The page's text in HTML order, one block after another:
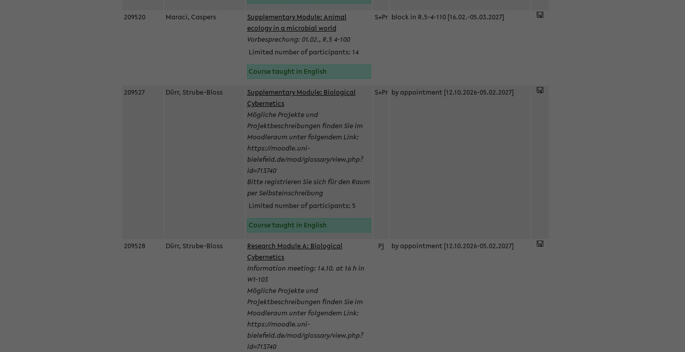
209520 Maraci, Caspers
Supplementary Module: Animal
ecology in a microbial world
Vorbesprechung: 01.02., R.5 4-100
Limited number of participants: 14
Course taught in English
S+Pr block in R.5-4-110 [16.02.-05.03.2027]
209527 Dürr, Strube-Bloss
Supplementary Module: Biological
Cybernetics
Mögliche Projekte und
Projektbeschreibungen finden Sie im
Moodleraum unter folgendem Link:
https://moodle.uni-
bielefeld.de/mod/glossary/view.php?
id=713740
Bitte registrieren Sie sich für den Raum
per Selbsteinschreibung
Limited number of participants: 5
Course taught in English
S+Pr by appointment [12.10.2026-05.02.2027]
209528 Dürr, Strube-Bloss
Research Module A: Biological
Cybernetics
Information meeting: 14.10. at 16 h in
W1-103
Mögliche Projekte und
Projektbeschreibungen finden Sie im
Moodleraum unter folgendem Link:
https://moodle.uni-
bielefeld.de/mod/glossary/view.php?
id=713740
Pj by appointment [12.10.2026-05.02.2027]